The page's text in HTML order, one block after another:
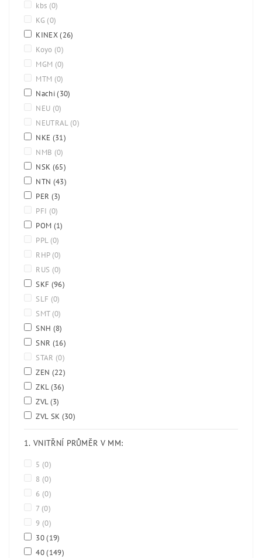
kbs (0)
KG (0)
KINEX(26)
Koyo (0)
MGM (0)
MTM (0)
Nachi(30)
NEU (0)
NEUTRAL (0)
NKE (31)
NMB (0)
NSK (65)
NTN (43)
PER (3)
PFI (0)
POM (1)
PPL (0)
RHP (0)
RUS (0)
SKF (96)
SLF (0)
SMT (0)
SNH (8)
SNR (16)
STAR (0)
ZEN (22)
ZKL(36)
ZVL(3)
ZVL SK (30)
1. VNITŘNÍ PRŮMĚR V MM:
5 (0)
8 (0)
6 (0)
7 (0)
9 (0)
30(19)
40(149)